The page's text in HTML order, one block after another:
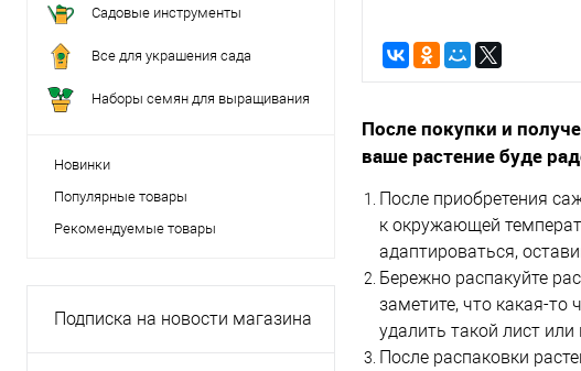
Садовые инструменты
Все для украшения сада
Наборы семян для выращивания
Новинки
Популярные товары
Рекомендуемые товары
Подписка на новости магазина
После покупки и
ваше растение буде
После приобретения
к окружающей
адаптироваться,
Бережно распакуйте
заметите, что какая-то
удалить такой лист или
После распаковки